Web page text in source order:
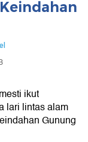
ikut
lari lintas alam
Gunung